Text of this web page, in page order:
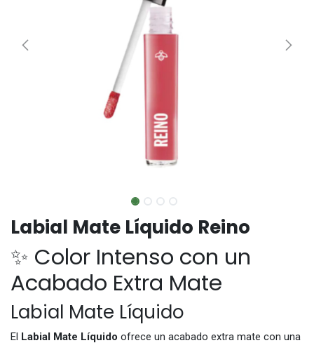
Labial Mate Líquido Reino
✨ Color Intenso con un
Acabado Extra Mate
Labial Mate Líquido
El Labial Mate Líquido ofrece un acabado extra mate con una